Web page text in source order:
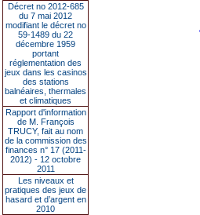
Décret no 2012-685
du 7 mai 2012
modifiant le décret no
59-1489 du 22
décembre 1959
portant
réglementation des
jeux dans les casinos
des stations
balnéaires, thermales
et climatiques
Rapport d'information
de M. François
TRUCY, fait au nom
de la commission des
finances n° 17 (2011-
2012) - 12 octobre
2011
Les niveaux et
pratiques des jeux de
hasard et d’argent en
2010